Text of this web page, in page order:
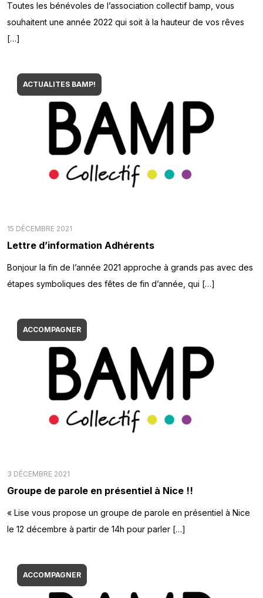
Toutes les bénévoles de l’association collectif bamp, vous
souhaitent une année 2022 qui soit à la hauteur de vos rêves
[…]
ACTUALITES BAMP!
15 DÉCEMBRE 2021
Lettre d’information Adhérents
Bonjour la fin de l’année 2021 approche à grands pas avec des
étapes symboliques des fêtes de fin d’année, qui […]
ACCOMPAGNER
3 DÉCEMBRE 2021
Groupe de parole en présentiel à Nice !!
« Lise vous propose un groupe de parole en présentiel à Nice
le 12 décembre à partir de 14h pour parler […]
ACCOMPAGNER